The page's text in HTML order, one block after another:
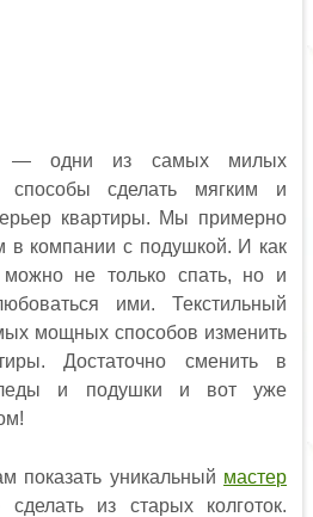
— одни из самых милых
способы сделать мягким и
квартиры. Мы примерно
в компании с подушкой. И как
не только спать, но и
ими. Текстильный
мощных способов изменить
Достаточно сменить в
и подушки и вот уже
показать уникальный мастер
из старых колготок.